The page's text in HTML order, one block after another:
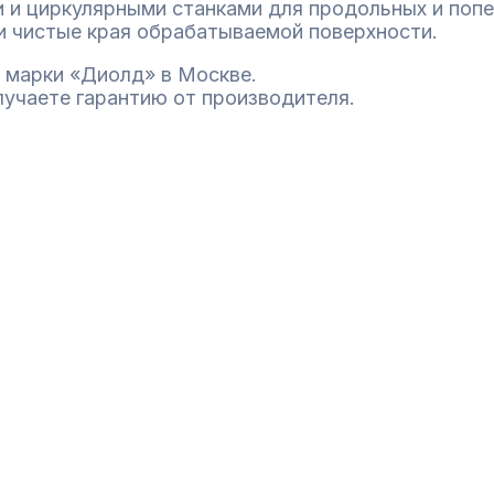
циркулярными станками для продольных и
края обрабатываемой поверхности.
«Диолд» в Москве.
гарантию от производителя.